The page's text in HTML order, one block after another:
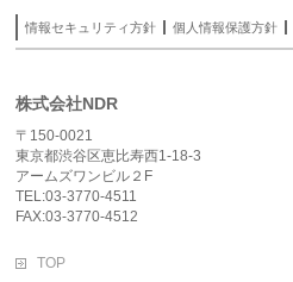
情報セキュリティ方針 個人情報保護方針
株式会社NDR
〒150-0021
東京都渋谷区恵比寿西1-18-3
アームズワンビル２F
TEL:03-3770-4511
FAX:03-3770-4512
TOP